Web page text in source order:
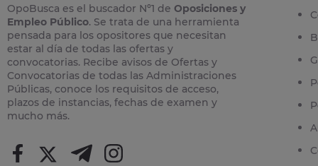
OpoBusca es el buscador Nº1 de Oposiciones y
Empleo Público. Se trata de una herramienta
pensada para los opositores que necesitan
estar al día de todas las ofertas y
convocatorias. Recibe avisos de Ofertas y
Convocatorias de todas las Administraciones
Públicas, conoce los requisitos de acceso,
plazos de instancias, fechas de examen y
mucho más.